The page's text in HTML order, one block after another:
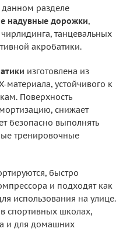
данном разделе
надувные дорожки,
танцевальных
акробатики.
изготовлена из
устойчивого к
Поверхность
снижает
безопасно выполнять
тренировочные
быстро
и подходят как
использования на улице.
спортивных школах,
и для домашних